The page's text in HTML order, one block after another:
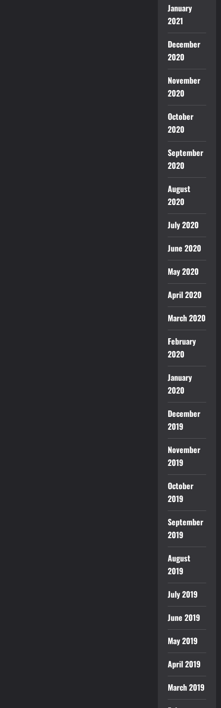
January
2021
December
2020
November
2020
October
2020
September
2020
August
2020
July 2020
June 2020
May 2020
April 2020
March 2020
February
2020
January
2020
December
2019
November
2019
October
2019
September
2019
August
2019
July 2019
June 2019
May 2019
April 2019
March 2019